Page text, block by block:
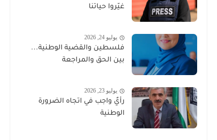
غيّروا حياتنا
يوليو 24, 2026
فلسطين والقضية الوطنية...
بين الحق والمراجعة
يوليو 23, 2026
رأيٌ واجب في اتجاه الضرورة
الوطنية